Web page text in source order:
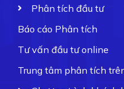
Phân tích đầu tư
Báo cáo Phân tích
Tư vấn đầu tư online
Trung tâm phân tích